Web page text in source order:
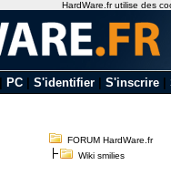
PC| S'identifier| S'inscrire|
FORUM HardWare.fr
Wiki smilies
HardWare.fr utilise des